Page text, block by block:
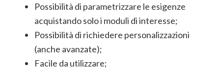
Possibilità di parametrizzare le esigenze
acquistando solo i moduli di interesse;
Possibilità di richiedere personalizzazioni
(anche avanzate);
Facile da utilizzare;